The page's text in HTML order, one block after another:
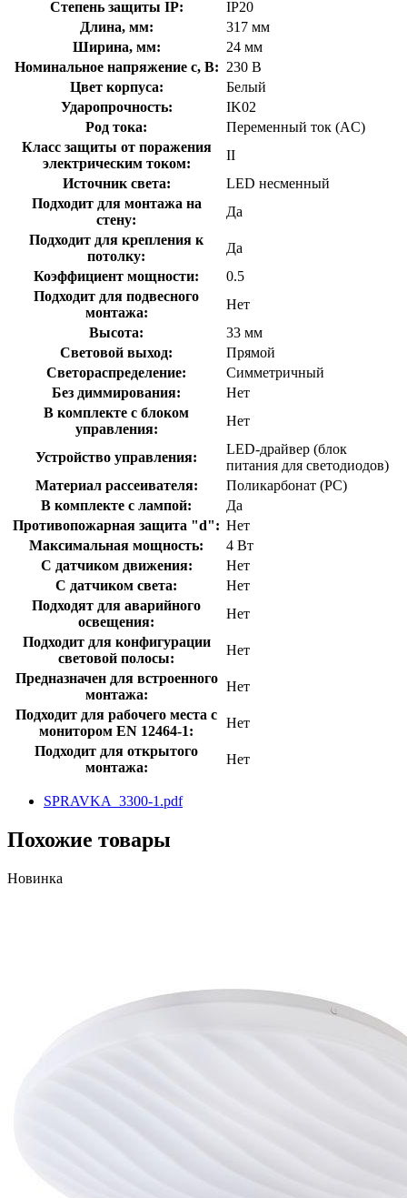
Степень защиты IP:
IP20
Длина, мм:
317 мм
Ширина, мм:
24 мм
Номинальное напряжение с, В: 230 В
Цвет корпуса:
Белый
Ударопрочность:
IK02
Род тока:
Переменный ток (AC)
Класс защиты от поражения
электрическим током:
II
Источник света:
LED несменный
Подходит для монтажа на
стену:
Да
Подходит для крепления к
потолку:
Да
Коэффициент мощности:
0.5
Подходит для подвесного
монтажа:
Нет
Высота:
33 мм
Световой выход:
Прямой
Светораспределение:
Симметричный
Без диммирования:
Нет
В комплекте с блоком
управления:
Нет
Устройство управления:
LED-драйвер (блок
питания для светодиодов)
Материал рассеивателя:
Поликарбонат (PC)
В комплекте с лампой:
Да
Противопожарная защита "d": Нет
Максимальная мощность:
4 Вт
С датчиком движения:
Нет
С датчиком света:
Нет
Подходят для аварийного
освещения:
Нет
Подходит для конфигурации
световой полосы:
Нет
Предназначен для встроенного
монтажа:
Нет
Подходит для рабочего места с
монитором EN 12464-1:
Нет
Подходит для открытого
монтажа:
Нет
SPRAVKA_3300-1.pdf
Похожие товары
Новинка